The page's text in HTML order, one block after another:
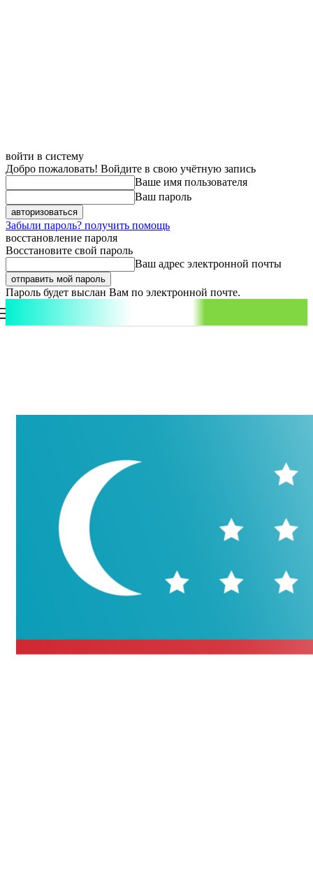
войти в систему
Добро пожаловать! Войдите в свою учётную запись
Ваше имя пользователя
Ваш пароль
Забыли пароль? получить помощь
восстановление пароля
Восстановите свой пароль
Ваш адрес электронной почты
Пароль будет выслан Вам по электронной почте.